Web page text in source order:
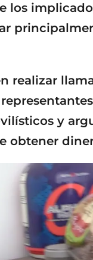
los
realizar
y
obtener